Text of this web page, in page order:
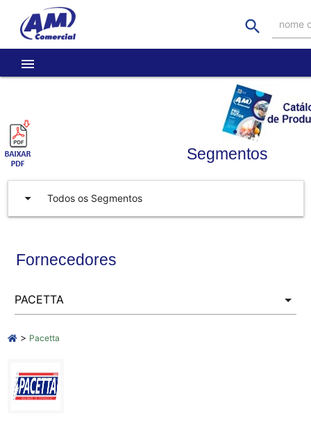
search nome
menu
Segmentos
arrow_drop_down Todos os Segmentos
Fornecedores
> Pacetta